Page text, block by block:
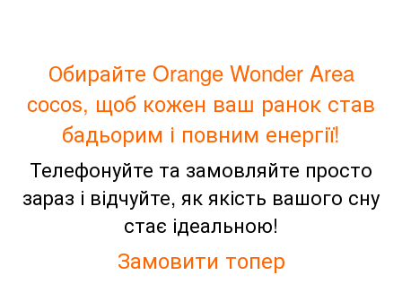
Обирайте Orange Wonder Area
cocos, щоб кожен ваш ранок став
бадьорим і повним енергії!
Телефонуйте та замовляйте просто
зараз і відчуйте, як якість вашого сну
стає ідеальною!
Замовити топер